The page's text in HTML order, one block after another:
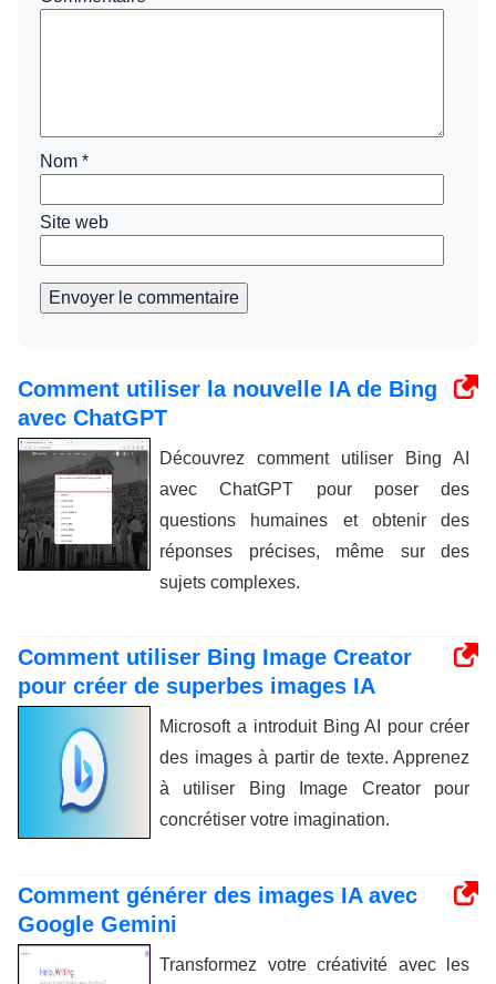
Nom *
Site web
Envoyer le commentaire
Comment utiliser la nouvelle IA de Bing
avec ChatGPT
Découvrez comment utiliser Bing AI
avec ChatGPT pour poser des
questions humaines et obtenir des
réponses précises, même sur des
sujets complexes.
Comment utiliser Bing Image Creator
pour créer de superbes images IA
Microsoft a introduit Bing AI pour créer
des images à partir de texte. Apprenez
à utiliser Bing Image Creator pour
concrétiser votre imagination.
Comment générer des images IA avec
Google Gemini
Transformez votre créativité avec les